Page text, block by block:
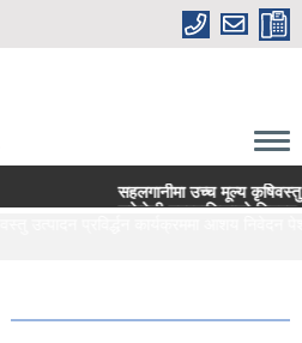
सहलगानीमा उच्च मूल्य कृषिवस्तु
लकेवेशी नगरपालिकाको नियमन